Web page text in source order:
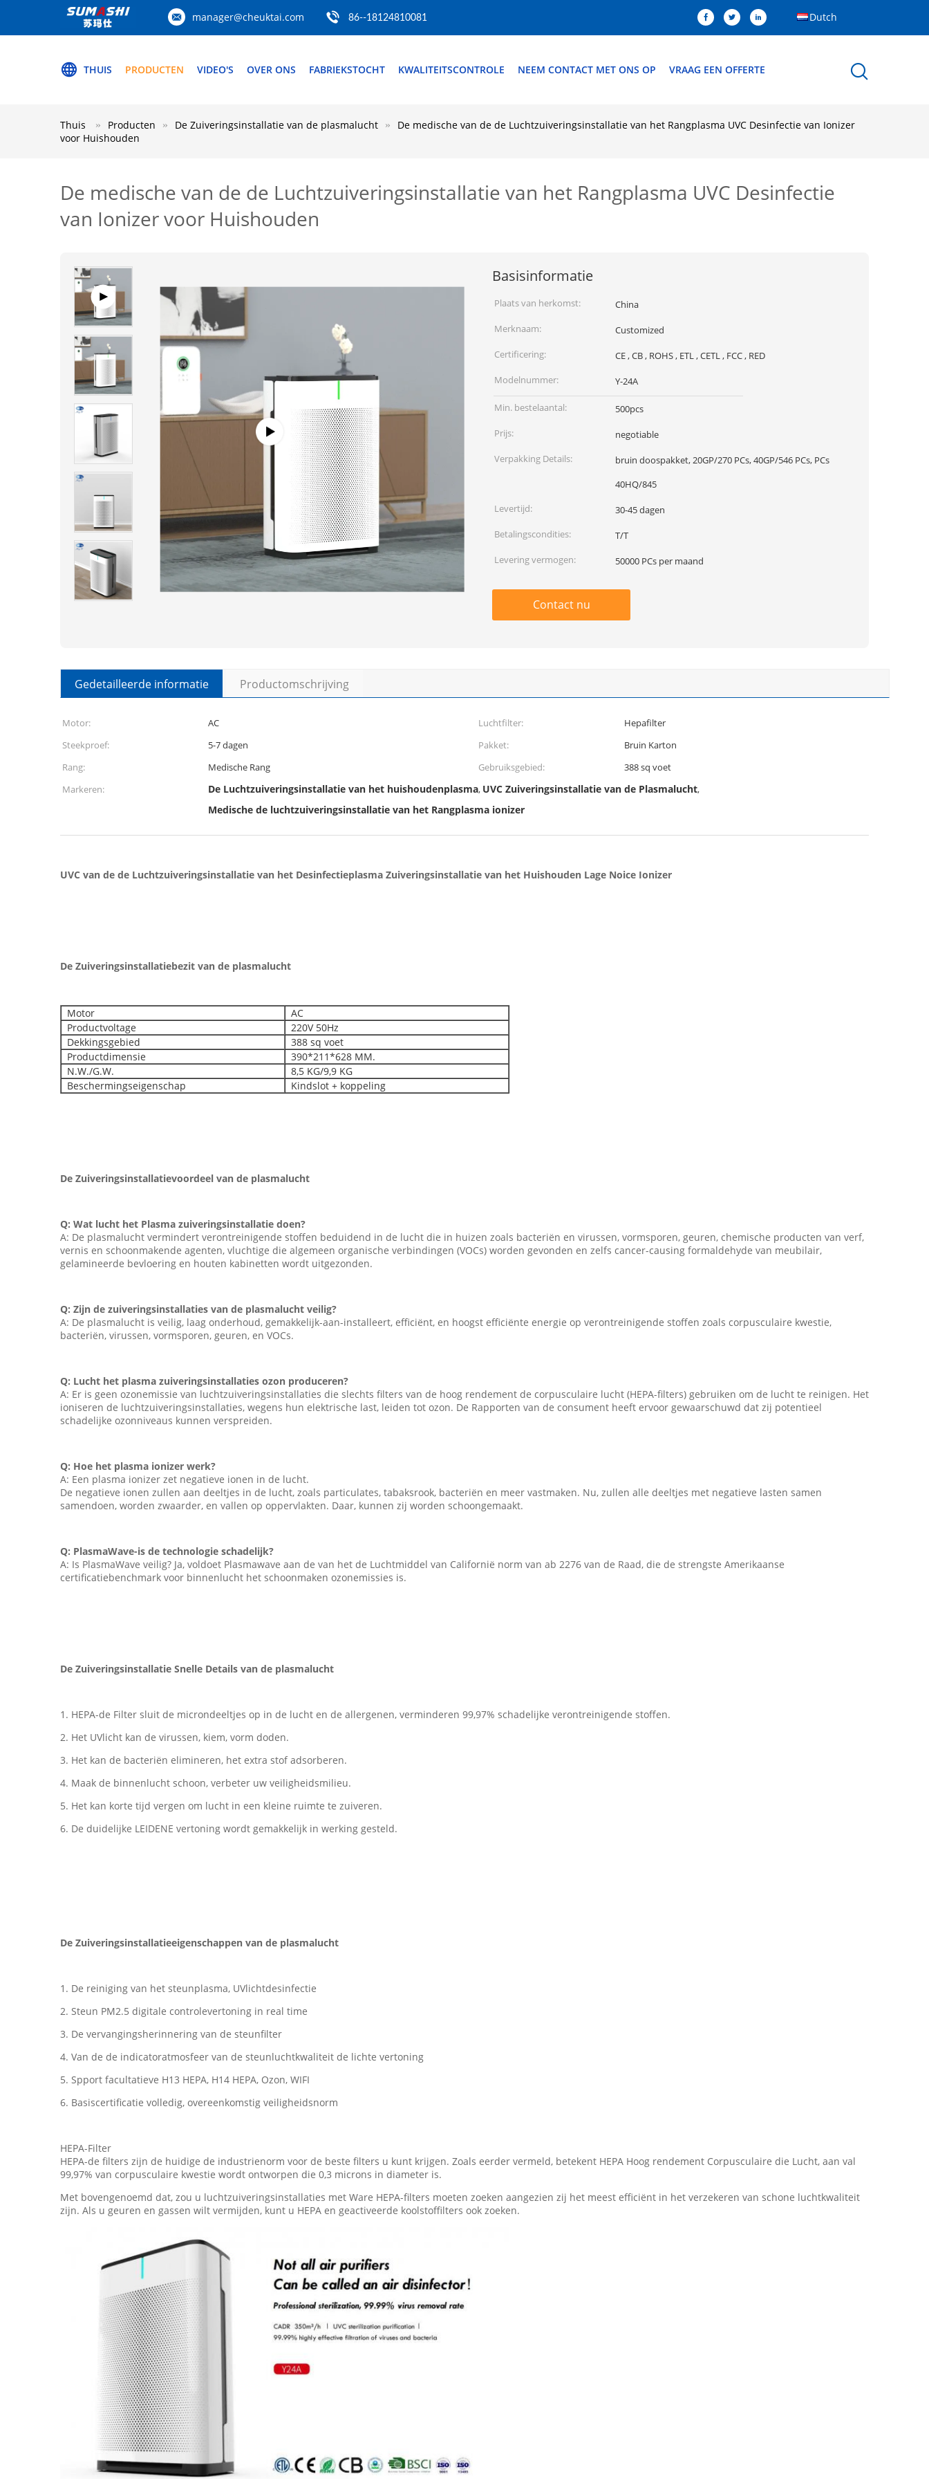
manager@cheuktai.com 86--18124810081 Dutch
THUIS PRODUCTEN VIDEO'S OVER ONS FABRIEKSTOCHT KWALITEITSCONTROLE NEEM CONTACT MET ONS OP VRAAG EEN OFFERTE
Thuis Producten De Zuiveringsinstallatie van de plasmalucht
De medische van de de Luchtzuiveringsinstallatie van het Rangplasma UVC Desinfectie van Ionizer
voor Huishouden
De medische van de de Luchtzuiveringsinstallatie van het Rangplasma UVC Desinfectie
van Ionizer voor Huishouden
Basisinformatie
Plaats van herkomst:
China
Merknaam:
Customized
Certificering:
CE , CB , ROHS , ETL , CETL , FCC , RED
Modelnummer:
Y-24A
Min. bestelaantal:
500pcs
Prijs:
negotiable
Verpakking Details:
bruin doospakket, 20GP/270 PCs, 40GP/546 PCs, PCs
40HQ/845
Levertijd:
30-45 dagen
Betalingscondities:
T/T
Levering vermogen:
50000 PCs per maand
Contact nu
Gedetailleerde informatie Productomschrijving
Motor: AC Luchtfilter:
Hepafilter
Steekproef:
5-7 dagen Pakket:
Bruin Karton
Rang:
Medische Rang Gebruiksgebied:
388 sq voet
Markeren:
De Luchtzuiveringsinstallatie van het huishoudenplasma, UVC Zuiveringsinstallatie van de Plasmalucht,
Medische de luchtzuiveringsinstallatie van het Rangplasma ionizer
UVC van de de Luchtzuiveringsinstallatie van het Desinfectieplasma Zuiveringsinstallatie van het Huishouden Lage Noice Ionizer
De Zuiveringsinstallatiebezit van de plasmalucht
Motor
AC
Productvoltage
220V 50Hz
Dekkingsgebied
388 sq voet
Productdimensie
390*211*628 MM.
N.W./G.W.
8,5 KG/9,9 KG
Beschermingseigenschap
Kindslot + koppeling
De Zuiveringsinstallatievoordeel van de plasmalucht
Q: Wat lucht het Plasma zuiveringsinstallatie doen?
A: De plasmalucht vermindert verontreinigende stoffen beduidend in de lucht die in huizen zoals bacteriën en virussen, vormsporen, geuren, chemische producten van verf,
vernis en schoonmakende agenten, vluchtige die algemeen organische verbindingen (VOCs) worden gevonden en zelfs cancer-causing formaldehyde van meubilair,
gelamineerde bevloering en houten kabinetten wordt uitgezonden.
Q: Zijn de zuiveringsinstallaties van de plasmalucht veilig?
A: De plasmalucht is veilig, laag onderhoud, gemakkelijk-aan-installeert, efficiënt, en hoogst efficiënte energie op verontreinigende stoffen zoals corpusculaire kwestie,
bacteriën, virussen, vormsporen, geuren, en VOCs.
Q: Lucht het plasma zuiveringsinstallaties ozon produceren?
A: Er is geen ozonemissie van luchtzuiveringsinstallaties die slechts filters van de hoog rendement de corpusculaire lucht (HEPA-filters) gebruiken om de lucht te reinigen. Het
ioniseren de luchtzuiveringsinstallaties, wegens hun elektrische last, leiden tot ozon. De Rapporten van de consument heeft ervoor gewaarschuwd dat zij potentieel
schadelijke ozonniveaus kunnen verspreiden.
Q: Hoe het plasma ionizer werk?
A: Een plasma ionizer zet negatieve ionen in de lucht.
De negatieve ionen zullen aan deeltjes in de lucht, zoals particulates, tabaksrook, bacteriën en meer vastmaken. Nu, zullen alle deeltjes met negatieve lasten samen
samendoen, worden zwaarder, en vallen op oppervlakten. Daar, kunnen zij worden schoongemaakt.
Q: PlasmaWave-is de technologie schadelijk?
A: Is PlasmaWave veilig? Ja, voldoet Plasmawave aan de van het de Luchtmiddel van Californië norm van ab 2276 van de Raad, die de strengste Amerikaanse
certificatiebenchmark voor binnenlucht het schoonmaken ozonemissies is.
De Zuiveringsinstallatie Snelle Details van de plasmalucht
1. HEPA-de Filter sluit de microndeeltjes op in de lucht en de allergenen, verminderen 99,97% schadelijke verontreinigende stoffen.
2. Het UVlicht kan de virussen, kiem, vorm doden.
3. Het kan de bacteriën elimineren, het extra stof adsorberen.
4. Maak de binnenlucht schoon, verbeter uw veiligheidsmilieu.
5. Het kan korte tijd vergen om lucht in een kleine ruimte te zuiveren.
6. De duidelijke LEIDENE vertoning wordt gemakkelijk in werking gesteld.
De Zuiveringsinstallatieeigenschappen van de plasmalucht
1. De reiniging van het steunplasma, UVlichtdesinfectie
2. Steun PM2.5 digitale controlevertoning in real time
3. De vervangingsherinnering van de steunfilter
4. Van de de indicatoratmosfeer van de steunluchtkwaliteit de lichte vertoning
5. Spport facultatieve H13 HEPA, H14 HEPA, Ozon, WIFI
6. Basiscertificatie volledig, overeenkomstig veiligheidsnorm
HEPA-Filter
HEPA-de filters zijn de huidige de industrienorm voor de beste filters u kunt krijgen. Zoals eerder vermeld, betekent HEPA Hoog rendement Corpusculaire die Lucht, aan val
99,97% van corpusculaire kwestie wordt ontworpen die 0,3 microns in diameter is.
Met bovengenoemd dat, zou u luchtzuiveringsinstallaties met Ware HEPA-filters moeten zoeken aangezien zij het meest efficiënt in het verzekeren van schone luchtkwaliteit
zijn. Als u geuren en gassen wilt vermijden, kunt u HEPA en geactiveerde koolstoffilters ook zoeken.